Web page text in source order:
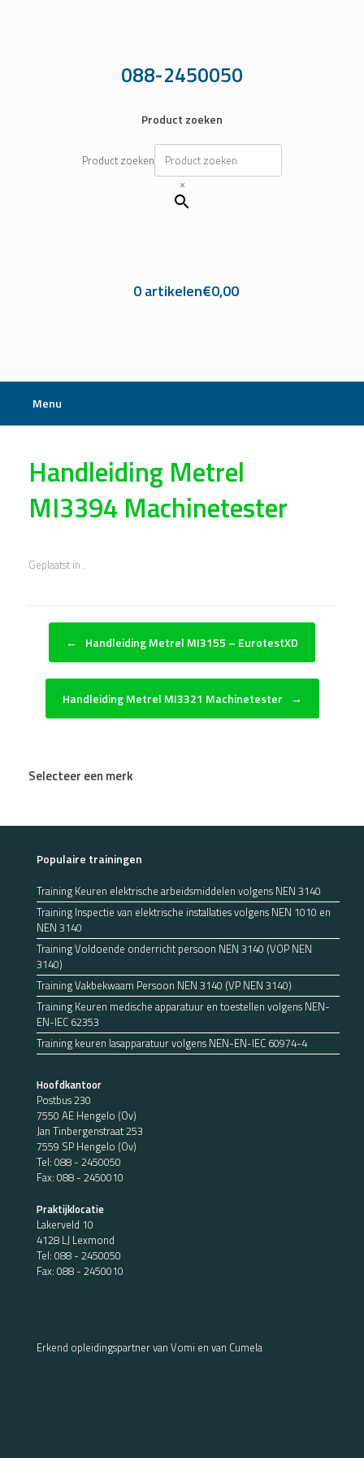
088-2450050
Product zoeken
Product zoeken
×
0 artikelen€0,00
Menu
Handleiding Metrel
MI3394 Machinetester
Geplaatst in .
Bericht navigatie
← Handleiding Metrel MI3155 – EurotestXD
Handleiding Metrel MI3321 Machinetester →
Selecteer een merk
Populaire trainingen
Training Keuren elektrische arbeidsmiddelen volgens NEN 3140
Training Inspectie van elektrische installaties volgens NEN 1010 en
NEN 3140
Training Voldoende onderricht persoon NEN 3140 (VOP NEN
3140)
Training Vakbekwaam Persoon NEN 3140 (VP NEN 3140)
Training Keuren medische apparatuur en toestellen volgens NEN-
EN-IEC 62353
Training keuren lasapparatuur volgens NEN-EN-IEC 60974-4
Hoofdkantoor
Postbus 230
7550 AE Hengelo (Ov)
Jan Tinbergenstraat 253
7559 SP Hengelo (Ov)
Tel: 088 - 2450050
Fax: 088 - 2450010
Praktijklocatie
Lakerveld 10
4128 LJ Lexmond
Tel: 088 - 2450050
Fax: 088 - 2450010
Erkend opleidingspartner van Vomi en van Cumela